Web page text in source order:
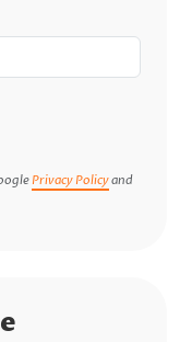
Privacy Policyand